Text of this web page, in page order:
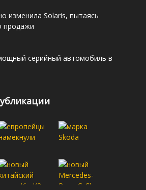
изменила Solaris, пытаясь
продажи
серийный автомобиль в